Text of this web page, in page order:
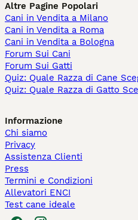
Altre Pagine Popolari
Cani in Vendita a Milano
Cani in Vendita a Roma
Cani in Vendita a Bologna
Forum Sui Cani
Forum Sui Gatti
Quiz: Quale Razza di Cane
Quiz: Quale Razza di Gatto
Informazione
Chi siamo
Privacy
Assistenza Clienti
Press
Termini e Condizioni
Allevatori ENCI
Test cane ideale